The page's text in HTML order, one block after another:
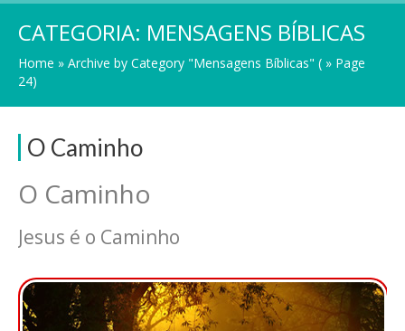
CATEGORIA: MENSAGENS BÍBLICAS
Home » Archive by Category "Mensagens Bíblicas" ( » Page
24)
O Caminho
O Caminho
Jesus é o Caminho